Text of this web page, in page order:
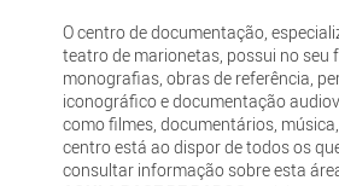
O centro de documentação,
teatro de marionetas, possui no seu
monografias, obras de referência,
iconográfico e documentação
como filmes, documentários,
centro está ao dispor de todos os
consultar informação sobre esta